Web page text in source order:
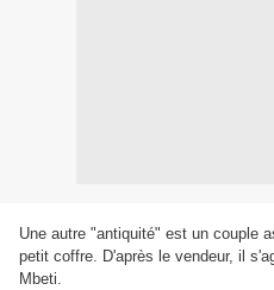
Une autre "antiquité" est un couple
petit coffre. D'après le vendeur, i l
Mbeti.